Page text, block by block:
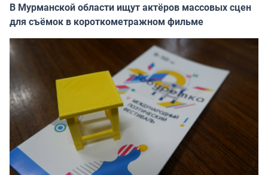
В Мурманской области ищут актёров массовых сцен
для съёмок в короткометражном фильме